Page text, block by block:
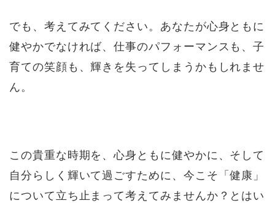
でも、考えてみてください。あなたが心身ともに
健やかでなければ、仕事のパフォーマンスも、子
育ての笑顔も、輝きを失ってしまうかもしれませ
ん。
この貴重な時期を、心身ともに健やかに、そして
自分らしく輝いて過ごすために、今こそ「健康」
について立ち止まって考えてみませんか？とはい